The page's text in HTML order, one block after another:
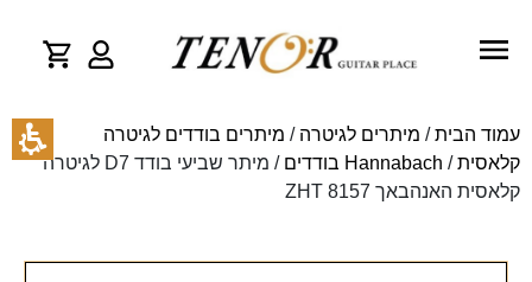
עמוד הבית/ מיתרים לגיטרה / מיתרים בודדים לגיטרה
קלאסית/ Hannabach בודדים
/ מיתר שביעי בודד D7 לגיטרה
קלאסית האנהבאך 8157 ZHT